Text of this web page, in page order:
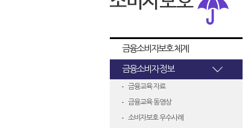
금융소비자보호 체계
금융소비자 정보
금융교육 자료
금융교육 동영상
소비자보호 우수사례